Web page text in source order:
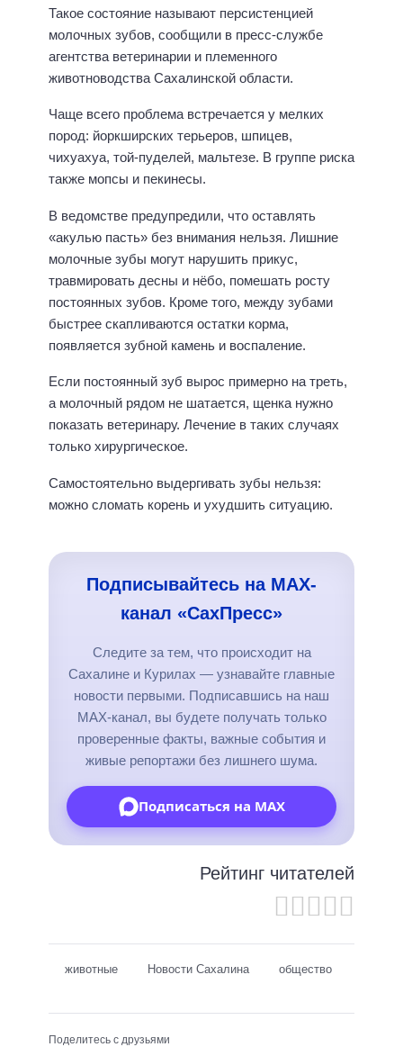
Такое состояние называют персистенцией
молочных зубов, сообщили в пресс-службе
агентства ветеринарии и племенного
животноводства Сахалинской области.
Чаще всего проблема встречается у мелких
пород: йоркширских терьеров, шпицев,
чихуахуа, той-пуделей, мальтезе. В группе риска
также мопсы и пекинесы.
В ведомстве предупредили, что оставлять
«акулью пасть» без внимания нельзя. Лишние
молочные зубы могут нарушить прикус,
травмировать десны и нёбо, помешать росту
постоянных зубов. Кроме того, между зубами
быстрее скапливаются остатки корма,
появляется зубной камень и воспаление.
Если постоянный зуб вырос примерно на треть,
а молочный рядом не шатается, щенка нужно
показать ветеринару. Лечение в таких случаях
только хирургическое.
Самостоятельно выдергивать зубы нельзя:
можно сломать корень и ухудшить ситуацию.
Подписывайтесь на MAX-
канал «СахПресс»
Следите за тем, что происходит на
Сахалине и Курилах — узнавайте главные
новости первыми. Подписавшись на наш
MAX-канал, вы будете получать только
проверенные факты, важные события и
живые репортажи без лишнего шума.
Подписаться на MAX
Рейтинг читателей
животные Новости Сахалина общество
Поделитесь с друзьями